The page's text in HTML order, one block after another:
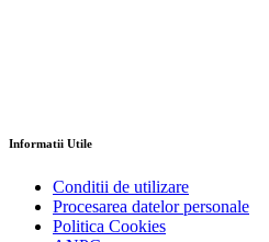
Informatii Utile
Conditii de utilizare
Procesarea datelor personale
Politica Cookies